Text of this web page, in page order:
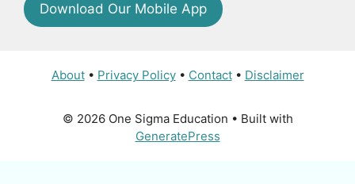
Download Our Mobile App
About• Privacy Policy• Contact• Disclaimer
© 2026 One Sigma Education • Built with
GeneratePress